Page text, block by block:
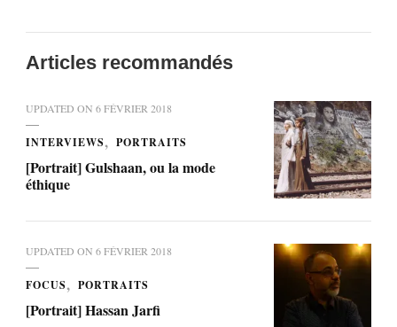
Articles recommandés
UPDATED ON 6 FÉVRIER 2018
INTERVIEWS PORTRAITS
[Portrait] Gulshaan, ou la mode
éthique
UPDATED ON 6 FÉVRIER 2018
FOCUS PORTRAITS
[Portrait] Hassan Jarfi